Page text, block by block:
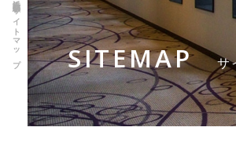
SITEMAP サ